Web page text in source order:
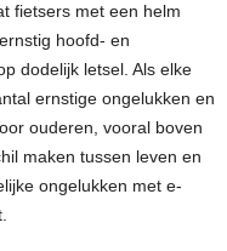
fietsers met een helm
hoofd- en
dodelijk letsel. Als elke
ernstige ongelukken en
ouderen, vooral boven
maken tussen leven en
ongelukken met e-